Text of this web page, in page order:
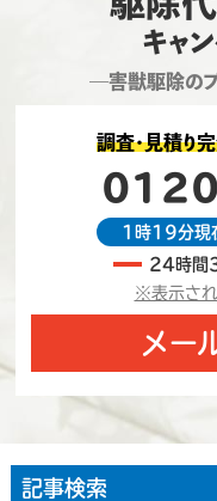
キャ
―害獣駆除の
調査・見積り
1時19分現
24時間
※表示さ
メー
記事検索